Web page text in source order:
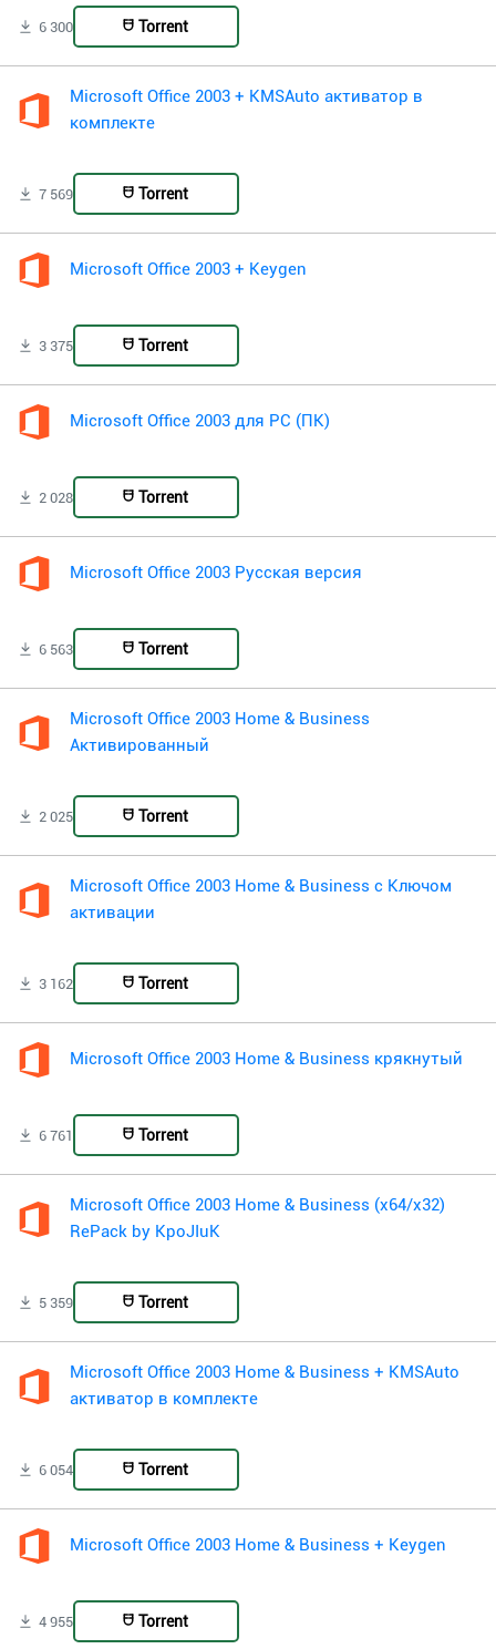
6 300 Torrent
Microsoft Office 2003 + KMSAuto активатор в
комплекте
7 569 Torrent
Microsoft Office 2003 + Keygen
3 375 Torrent
Microsoft Office 2003 для PC (ПК)
2 028 Torrent
Microsoft Office 2003 Русская версия
6 563 Torrent
Microsoft Office 2003 Home & Business
Активированный
2 025 Torrent
Microsoft Office 2003 Home & Business с Ключом
активации
3 162 Torrent
Microsoft Office 2003 Home & Business крякнутый
6 761 Torrent
Microsoft Office 2003 Home & Business (x64/x32)
RePack by KpoJIuK
5 359 Torrent
Microsoft Office 2003 Home & Business + KMSAuto
активатор в комплекте
6 054 Torrent
Microsoft Office 2003 Home & Business + Keygen
4 955 Torrent